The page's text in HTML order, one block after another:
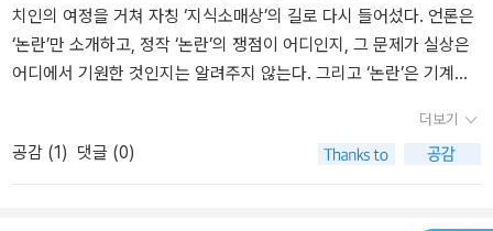
이 모여 이룩한 집단 지성과 검증을 거치면서 다듬어가는 시스템뿐이
다. 6. (208쪽) 우리 언론은 남북관계를 개선하는 데는 어떨지 모르
지만 악화시키는 데는 비상한 능력을 발휘한다. → 유시민 특유의 촌
겠는가. 기자의 양심을 데스크가 걷어차는 것인지, 언론사의 문화가
기자 개인의 정신을 변화시키는 것인지. 7. 이재정은 통일부 장관의
역할이 무엇인지 분명하게 보여준다. 장관이 되기 전의 이력이나 장
적이다. 나머지 하나는 앞서같은 불순한 목적이 있어서가 아니라(혹
은 불순한 목적까지 포함하고) 대북정책에 대한 비전 내지는 관점의
차이 때문 일 것이다. 그 시각의 차이를 들여다 보자. 간단히 말해서
자진 몰락으로 자유민주주의 체제의 남한에 흡수 통일 되기를 바란
다. 그렇기 때문에 보수는 북한을 말안듣는 어린아이 쯤으로 여기고
매로 다스리는 정책을 고수한다. 그 결과 북의 위협으로 부터 우리를
치인의 여정을 거쳐 자칭 ‘지식소매상’의 길로 다시 들어섰다. 언론은
‘논란’만 소개하고, 정작 ‘논란’의 쟁점이 어디인지, 그 문제가 실상은
어디에서 기원한 것인지는 알려주지 않는다. 그리고 ‘논란’은 기계적
러일으킨다. 그리고 정치인들은 그런 혐오감을 숙주삼아 기생한다.
지식 소매상 유시민은 ‘정보 격차’와 ‘메시지의 압축’ 때문에 이해하기
어려운 대화록을 쉽게 풀어준다. 현실의 문제를, 때맞춰, 대중의 언어
더보기
공감 (1) 댓글 (0)